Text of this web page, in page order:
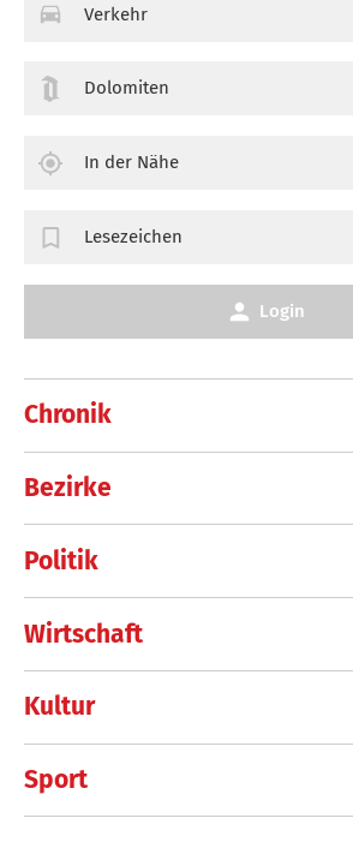
Chronik
Bezirke
Politik
Wirtschaft
Kultur
Sport
Verkehr
Dolomiten
In der Nähe
Lesezeichen
Login